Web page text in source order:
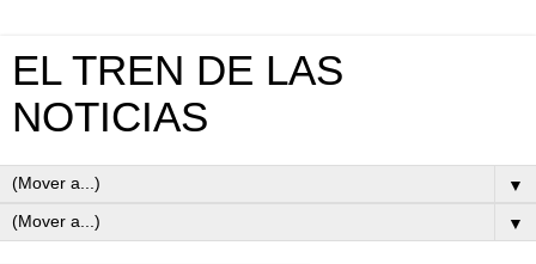
EL TREN DE LAS
NOTICIAS
▼
▼